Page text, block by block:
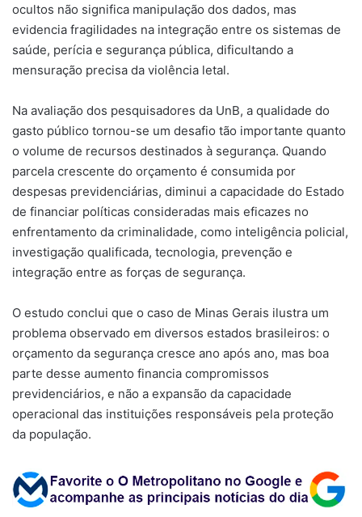
ocultos não significa manipulação dos dados, mas
evidencia fragilidades na integração entre os sistemas de
saúde, perícia e segurança pública, dificultando a
mensuração precisa da violência letal.
Na avaliação dos pesquisadores da UnB, a qualidade do
gasto público tornou-se um desafio tão importante quanto
o volume de recursos destinados à segurança. Quando
parcela crescente do orçamento é consumida por
despesas previdenciárias, diminui a capacidade do Estado
de financiar políticas consideradas mais eficazes no
enfrentamento da criminalidade, como inteligência policial,
investigação qualificada, tecnologia, prevenção e
integração entre as forças de segurança.
O estudo conclui que o caso de Minas Gerais ilustra um
problema observado em diversos estados brasileiros: o
orçamento da segurança cresce ano após ano, mas boa
parte desse aumento financia compromissos
previdenciários, e não a expansão da capacidade
operacional das instituições responsáveis pela proteção
da população.